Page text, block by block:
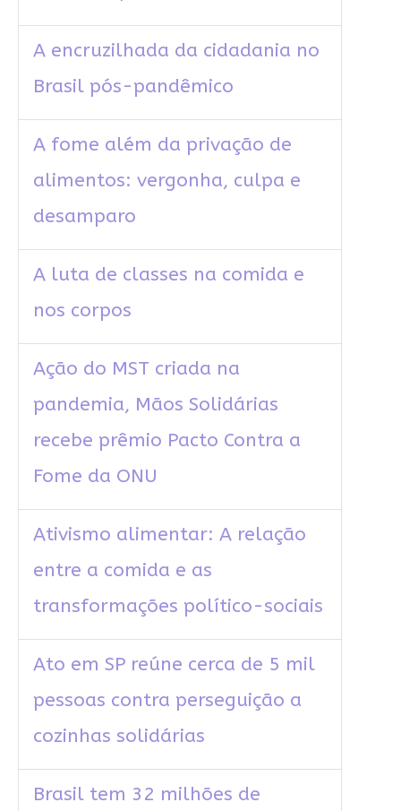
A encruzilhada da cidadania no
Brasil pós-pandêmico
A fome além da privação de
alimentos: vergonha, culpa e
desamparo
A luta de classes na comida e
nos corpos
Ação do MST criada na
pandemia, Mãos Solidárias
recebe prêmio Pacto Contra a
Fome da ONU
Ativismo alimentar: A relação
entre a comida e as
transformações político-sociais
Ato em SP reúne cerca de 5 mil
pessoas contra perseguição a
cozinhas solidárias
Brasil tem 32 milhões de